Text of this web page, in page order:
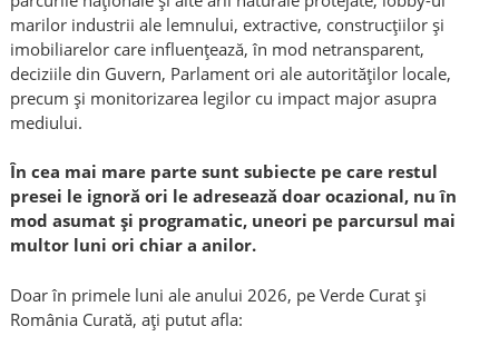
marilor industrii ale lemnului, extractive, construcțiilor și
imobiliarelor care influențează, în mod netransparent,
deciziile din Guvern, Parlament ori ale autorităților locale,
precum și monitorizarea legilor cu impact major asupra
mediului.
În cea mai mare parte sunt subiecte pe care restul
presei le ignoră ori le adresează doar ocazional, nu în
mod asumat și programatic, uneori pe parcursul mai
multor luni ori chiar a anilor.
Doar în primele luni ale anului 2026, pe Verde Curat și
România Curată, ați putut afla: